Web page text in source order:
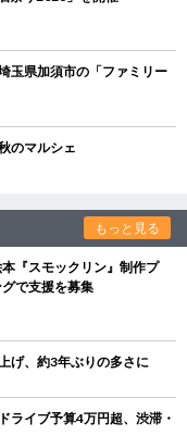
玉県加須市の「ファミリー
のマルシェ
もっと見る
『スモックリン』制作プ
で支援を募集
げ、約3年ぶりの多さに
イブ予算4万円超、渋滞・